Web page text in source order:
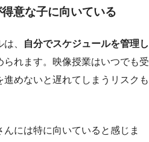
意な子に向いている
、
自分でスケジュールを管理し
られます。映像授業はいつでも受
めないと遅れてしまうリスクも
には特に向いていると感じま